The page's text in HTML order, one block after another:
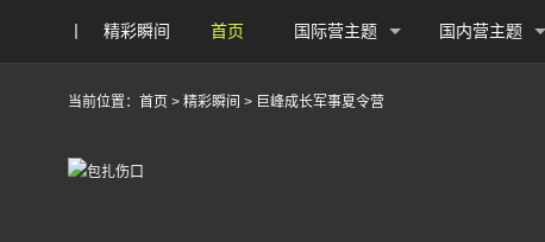
精彩瞬间 首页 国际营主题 国内营主题
当前位置： 首页 > 精彩瞬间 > 巨峰成长军事夏令营